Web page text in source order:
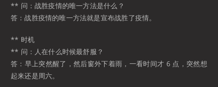
** 问：战胜疫情的唯一方法是什么？
答：战胜疫情的唯一方法就是宣布战胜了疫情。
** 时机
** 问：人在什么时候最舒服？
答：早上突然醒了，然后窗外下着雨，一看时间才 6 点，突然想
起来还是周六。